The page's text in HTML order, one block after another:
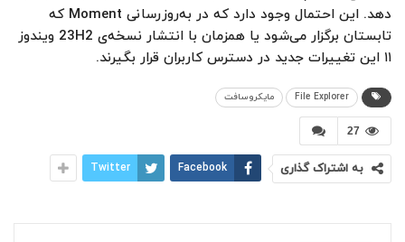
دهد. این احتمال وجود دارد که در به‌روزرسانی Moment که
تابستان برگزار می‌شود یا همزمان با انتشار نسخه‌ی 23H2 ویندوز
۱۱ این تغییرات جدید در دسترس کاربران قرار بگیرند.
File Explorer مایکروسافت
27
به اشتراک گذاری Facebook
Twitter